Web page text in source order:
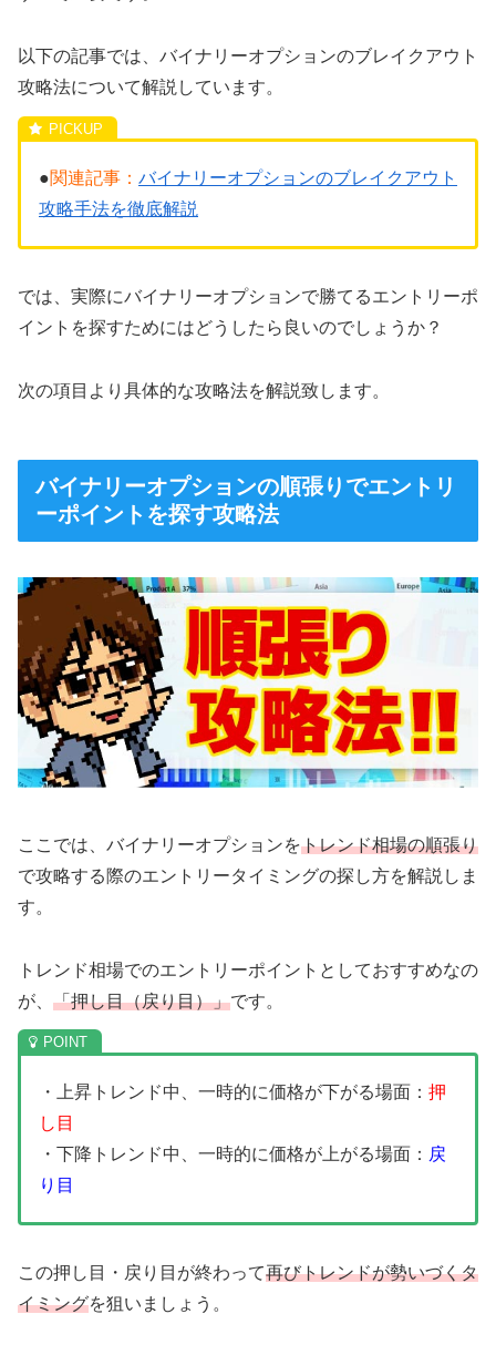
以下の記事では、バイナリーオプションのブレイクアウト
攻略法について解説しています。
●関連記事： バイナリーオプションのブレイクアウト
攻略手法を徹底解説
では、実際にバイナリーオプションで勝てるエントリーポ
イントを探すためにはどうしたら良いのでしょうか？
次の項目より具体的な攻略法を解説致します。
バイナリーオプションの順張りでエントリ
ーポイントを探す攻略法
ここでは、バイナリーオプションをトレンド相場の順張り
で攻略する際のエントリータイミングの探し方を解説しま
す。
トレンド相場でのエントリーポイントとしておすすめなの
が、 「押し目（戻り目）」です。
・上昇トレンド中、一時的に価格が下がる場面： 押
し目
・下降トレンド中、一時的に価格が上がる場面： 戻
り目
この押し目・戻り目が終わって再びトレンドが勢いづくタ
イミングを狙いましょう。